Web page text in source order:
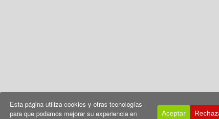
Esta página utiliza cookies y otras tecnologías
para que podamos mejorar su experiencia en
Aceptar